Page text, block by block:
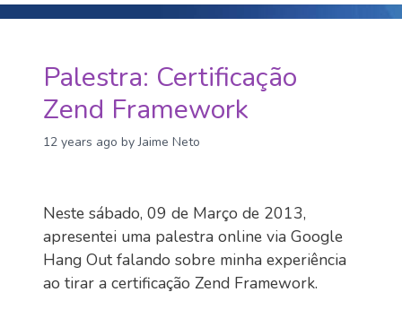
Palestra: Certificação
Zend Framework
12 years ago by Jaime Neto
Neste sábado, 09 de Março de 2013,
apresentei uma palestra online via Google
Hang Out falando sobre minha experiência
ao tirar a certificação Zend Framework.